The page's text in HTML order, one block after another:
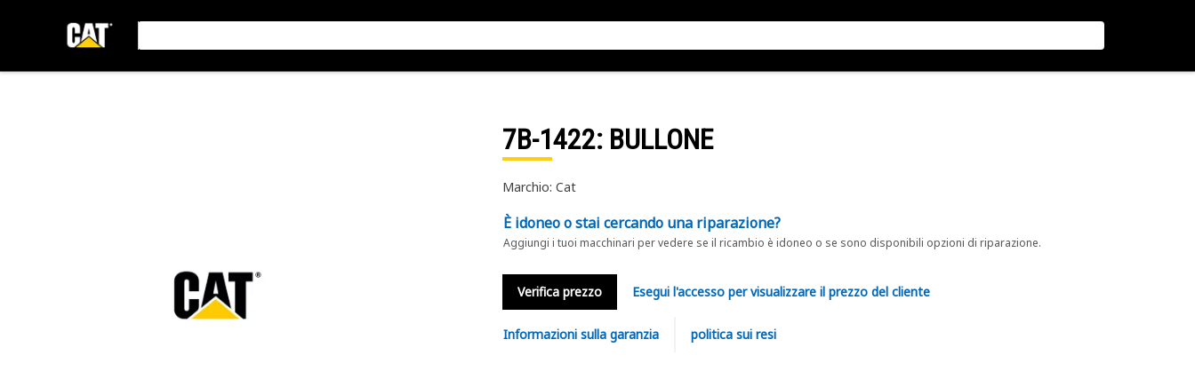
7B-1422: BULLONE
Marchio: Cat
È idoneo o stai cercando una riparazione?
Aggiungi i tuoi macchinari per vedere se il ricambio è idoneo o se sono disponibili opzioni di riparazione.
Verifica prezzo Esegui l'accesso per visualizzare il prezzo del cliente
Informazioni sulla garanzia politica sui resi